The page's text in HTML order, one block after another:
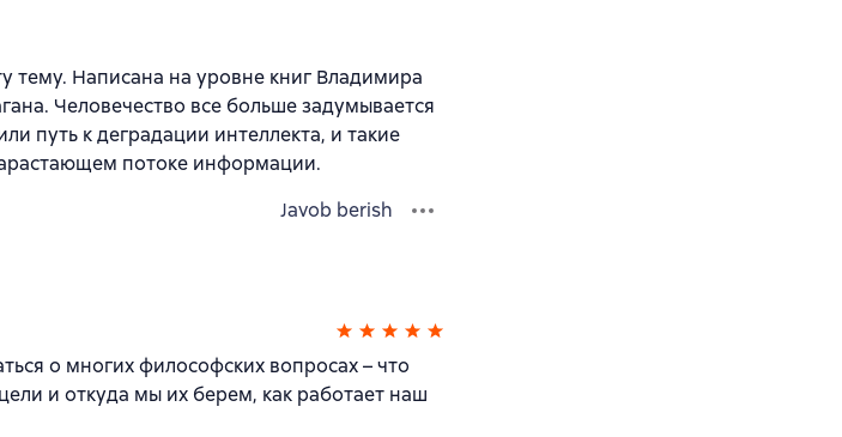
тему. Написана на уровне книг Владимира
Человечество все больше задумывается
путь к деградации интеллекта, и такие
потоке информации.
Javob berish
о многих философских вопросах – что
и откуда мы их берем, как работает наш